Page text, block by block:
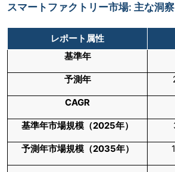
スマートファクトリー市場: 主な洞察
レポート属性
基準年
予測年
CAGR
基準年市場規模（2025年）
予測年市場規模（2035年）